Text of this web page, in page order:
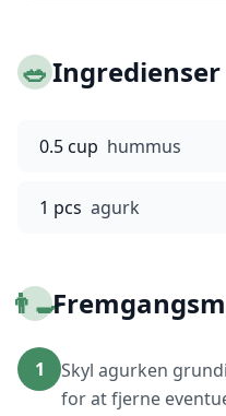
🥗Ingredienser
0.5 cup hummus
1 pcs agurk
👨‍🍳
1
Skyl agurken
for at fjerne